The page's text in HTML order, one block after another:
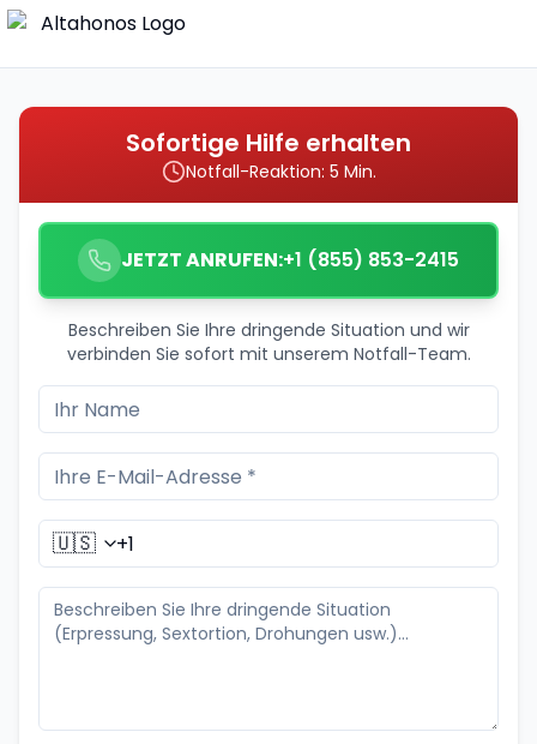
Sofortige Hilfe erhalten
Notfall-Reaktion: 5 Min.
JETZT ANRUFEN:+1 (855) 853-2415
Beschreiben Sie Ihre dringende Situation und wir
verbinden Sie sofort mit unserem Notfall-Team.
🇺🇸